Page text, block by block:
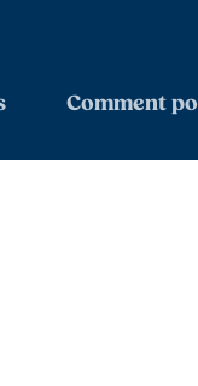
Comment